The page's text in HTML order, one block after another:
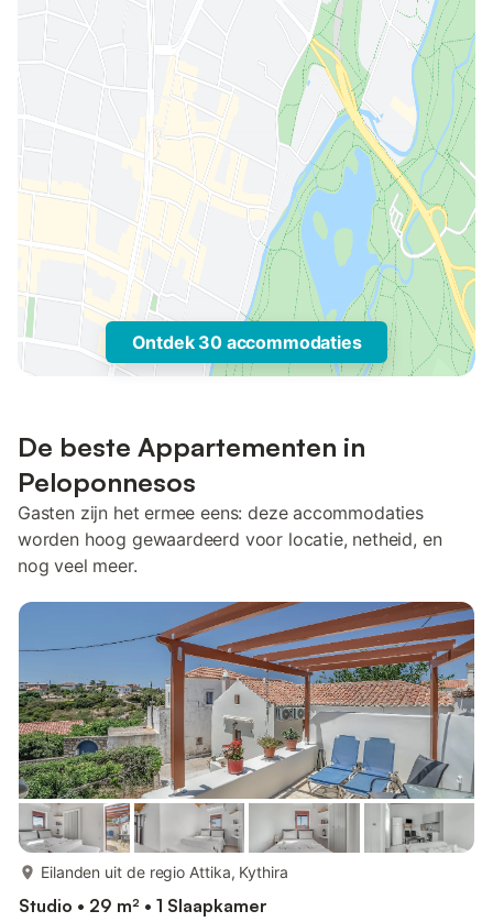
Ontdek 30 accommodaties
De beste Appartementen in
Peloponnesos
Gasten zijn het ermee eens: deze accommodaties
worden hoog gewaardeerd voor locatie, netheid, en
nog veel meer.
Eilanden uit de regio Attika, Kythira
Studio • 29 m² • 1 Slaapkamer